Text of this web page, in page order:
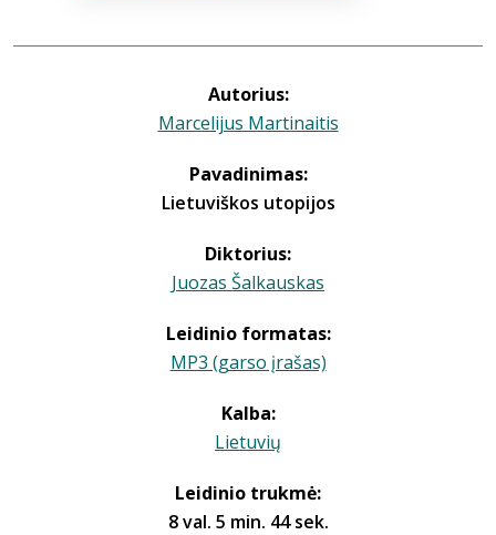
Autorius:
Marcelijus Martinaitis
Pavadinimas:
Lietuviškos utopijos
Diktorius:
Juozas Šalkauskas
Leidinio formatas:
MP3 (garso įrašas)
Kalba:
Lietuvių
Leidinio trukmė:
8 val. 5 min. 44 sek.